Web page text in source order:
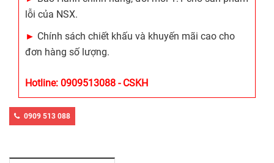
lỗi của NSX.
► Chính sách chiết khấu và khuyến mãi cao cho
đơn hàng số lượng.
Hotline: 0909513088 - CSKH
0909 513 088